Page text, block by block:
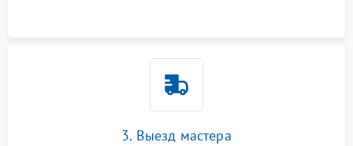
3. Выезд мастера